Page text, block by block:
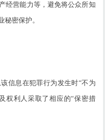
经营能力等，避免将公众所知
秘密保护。
信息在犯罪行为发生时“不为
权利人采取了相应的“保密措